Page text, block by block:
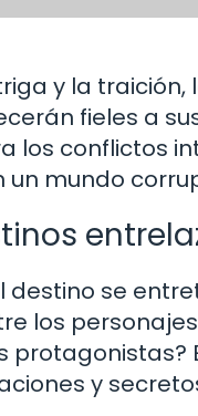
y la
fieles a
los conflictos
mundo
destino se
los
y